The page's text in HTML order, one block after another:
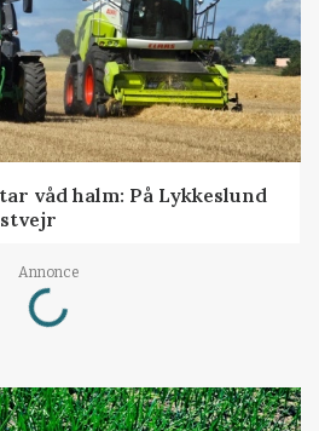
våd halm: På Lykkeslund
Annonce
Loading...